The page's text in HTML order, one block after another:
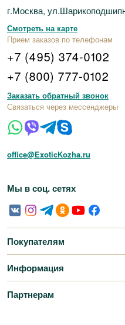
г.Москва,
Смотреть на карте
Прием заказов по телефонам
+7 (495) 374-0102
+7 (800) 777-0102
Заказать обратный звонок
Связаться через мессенджеры
office@ExoticKozha.ru
Мы в соц. сетях
Покупателям
Информация
Партнерам